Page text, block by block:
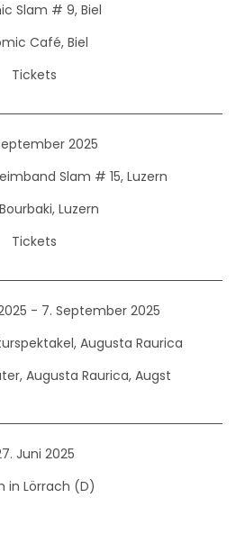
Slam # 9, Biel
Café, Biel
Tickets
2025
Slam # 15, Luzern
Luzern
Tickets
- 7. September 2025
Augusta Raurica
Augusta Raurica, Augst
Juni 2025
in Lörrach (D)